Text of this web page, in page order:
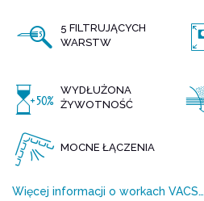
5 FILTRUJĄCYCH
WARSTW
WYDŁUŻONA
ŻYWOTNOŚĆ
MOCNE ŁĄCZENIA
Więcej informacji o workach VACS…